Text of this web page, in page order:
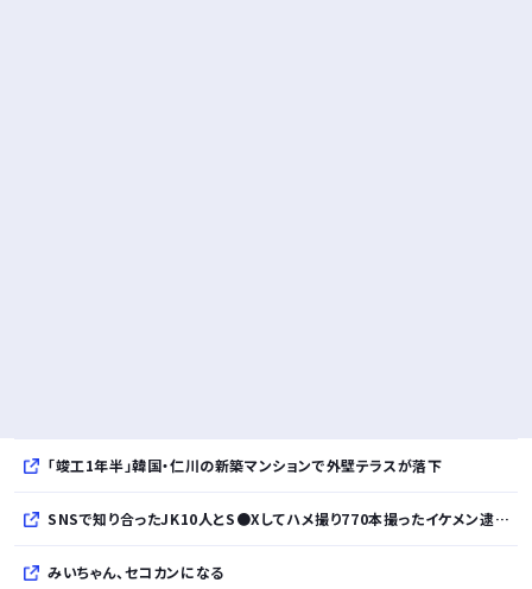
「竣工1年半」韓国・仁川の新築マンションで外壁テラスが落下
SNSで知り合ったJK10人とS●Xしてハメ撮り770本撮ったイケメン逮捕wwwwwwwwwwwwwww
みいちゃん、セコカンになる